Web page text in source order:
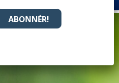
ABONNÉR!